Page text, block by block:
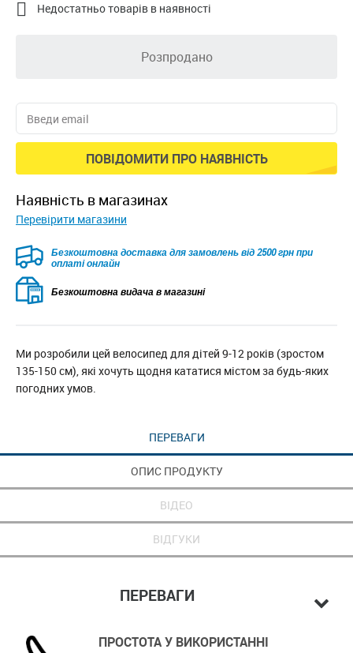
 Недостатньо товарів в наявності
Розпродано
ПОВІДОМИТИ ПРО НАЯВНІСТЬ
наявність в магазинах
Перевірити магазини
Безкоштовна доставка для замовлень від 2500 грн при
оплаті онлайн
Безкоштовна видача в магазині
Ми розробили цей велосипед для дітей 9-12 років (зростом
135-150 см), які хочуть щодня кататися містом за будь-яких
погодних умов.
ПЕРЕВАГИ
ОПИС ПРОДУКТУ
ВІДЕО
ВІДГУКИ
ПЕРЕВАГИ
ПРОСТОТА У ВИКОРИСТАННІ